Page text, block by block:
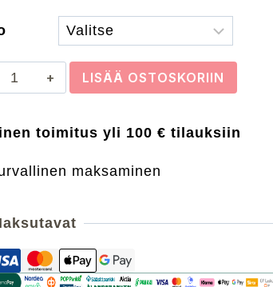
Craft
Tights
LISÄÄ OSTOSKORIIN
toimitus yli 100 € tilauksiin
maksaminen